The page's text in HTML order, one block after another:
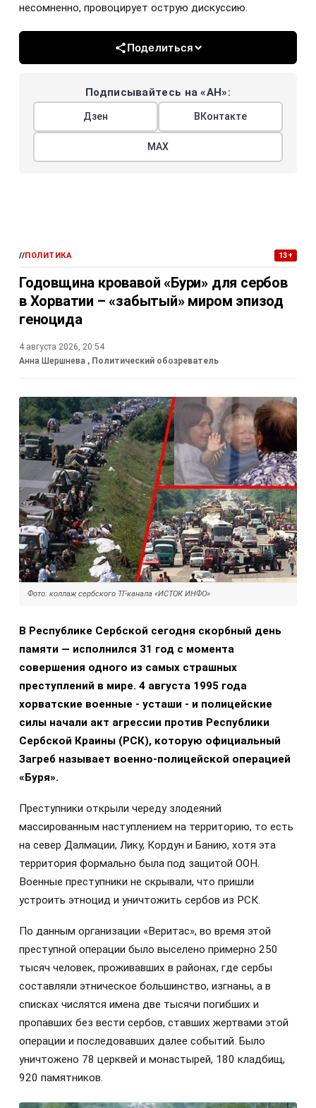
несомненно, провоцирует острую дискуссию.
Поделиться
Подписывайтесь на «АН»:
Дзен ВКонтакте
МАХ
//ПОЛИТИКА 13+
Годовщина кровавой «Бури» для сербов
в Хорватии – «забытый» миром эпизод
геноцида
4 августа 2026, 20:54
Анна Шершнева , Политический обозреватель
Фото: коллаж сербского ТГ-канала «ИСТОК ИНФО»
В Республике Сербской сегодня скорбный день
памяти — исполнился 31 год с момента
совершения одного из самых страшных
преступлений в мире. 4 августа 1995 года
хорватские военные - усташи - и полицейские
силы начали акт агрессии против Республики
Сербской Краины (РСК), которую официальный
Загреб называет военно-полицейской операцией
«Буря».
Преступники открыли череду злодеяний
массированным наступлением на территорию, то есть
на север Далмации, Лику, Кордун и Банию, хотя эта
территория формально была под защитой ООН.
Военные преступники не скрывали, что пришли
устроить этноцид и уничтожить сербов из РСК.
По данным организации «Веритас», во время этой
преступной операции было выселено примерно 250
тысяч человек, проживавших в районах, где сербы
составляли этническое большинство, изгнаны, а в
списках числятся имена две тысячи погибших и
пропавших без вести сербов, ставших жертвами этой
операции и последовавших далее событий. Было
уничтожено 78 церквей и монастырей, 180 кладбищ,
920 памятников.